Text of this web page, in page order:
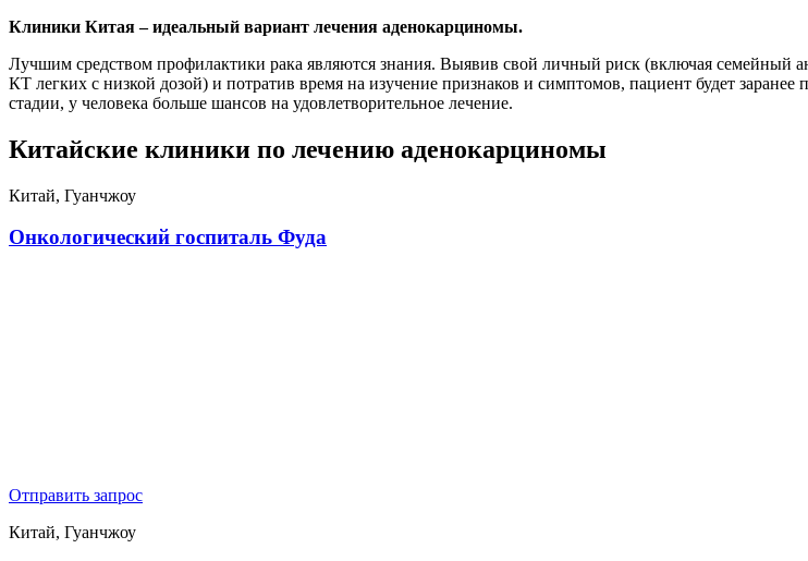
Клиники Китая – идеальный вариант лечения аденокарциномы.
Лучшим средством профилактики рака являются знания. Выявив свой личный риск (включая семейный
КТ легких с низкой дозой) и потратив время на изучение признаков и симптомов, пациент будет
стадии, у человека больше шансов на удовлетворительное лечение.
Китайские клиники по лечению аденокарциномы
Китай, Гуанчжоу
Онкологический госпиталь Фуда
Отправить запрос
Китай, Гуанчжоу